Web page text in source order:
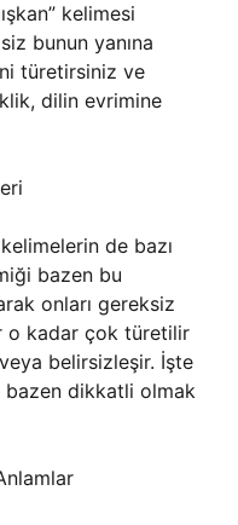
kelimesi
bunun yanına
türetirsiniz ve
dilin evrimine
de bazı
bazen bu
onları gereksiz
o kadar çok türetilir
belirsizleşir. İşte
bazen dikkatli olmak